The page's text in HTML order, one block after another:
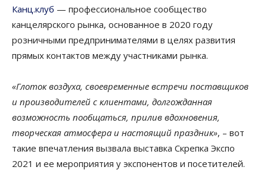
Канц.клуб — профессиональное сообщество
канцелярского рынка, основанное в 2020 году
розничными предпринимателями в целях развития
прямых контактов между участниками рынка.
«Глоток воздуха, своевременные встречи поставщиков
и производителей с клиентами, долгожданная
возможность пообщаться, прилив вдохновения,
творческая атмосфера и настоящий праздник», – вот
такие впечатления вызвала выставка Скрепка Экспо
2021 и ее мероприятия у экспонентов и посетителей.